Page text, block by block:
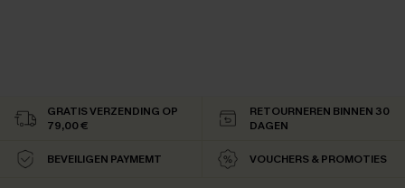
GRATIS VERZENDING OP
79,00 €
RETOURNEREN BINNEN 30
DAGEN
BEVEILIGEN PAYMEMT VOUCHERS & PROMOTIES